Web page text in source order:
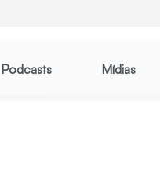
Podcasts Mídias